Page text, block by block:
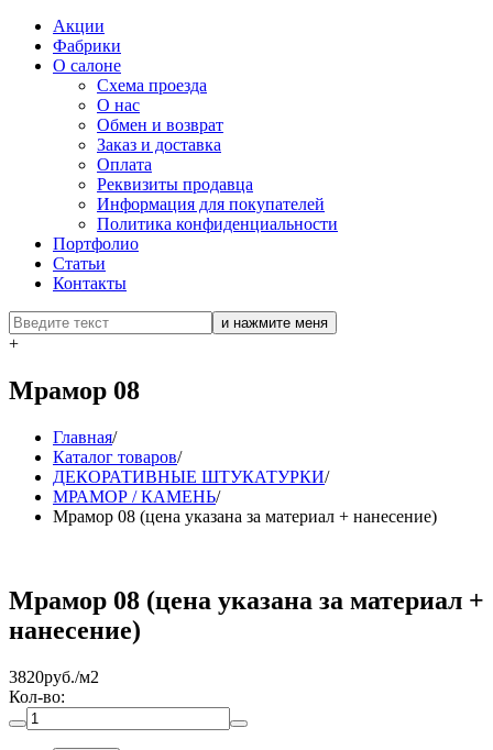
Акции
Фабрики
О салоне
Схема проезда
О нас
Обмен и возврат
Заказ и доставка
Оплата
Реквизиты продавца
Информация для покупателей
Политика конфиденциальности
Портфолио
Статьи
Контакты
+
Мрамор 08
Главная/
Каталог товаров/
ДЕКОРАТИВНЫЕ ШТУКАТУРКИ/
МРАМОР / КАМЕНЬ/
Мрамор 08 (цена указана за материал + нанесение)
Мрамор 08 (цена указана за материал +
нанесение)
3820руб./м2
Кол-во: